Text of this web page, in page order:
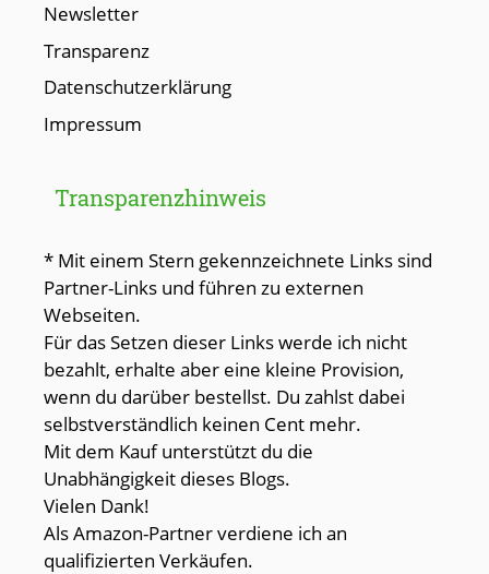
Newsletter
Transparenz
Datenschutzerklärung
Impressum
Transparenzhinweis
* Mit einem Stern gekennzeichnete Links sind
Partner-Links und führen zu externen
Webseiten.
Für das Setzen dieser Links werde ich nicht
bezahlt, erhalte aber eine kleine Provision,
wenn du darüber bestellst. Du zahlst dabei
selbstverständlich keinen Cent mehr.
Mit dem Kauf unterstützt du die
Unabhängigkeit dieses Blogs.
Vielen Dank!
Als Amazon-Partner verdiene ich an
qualifizierten Verkäufen.